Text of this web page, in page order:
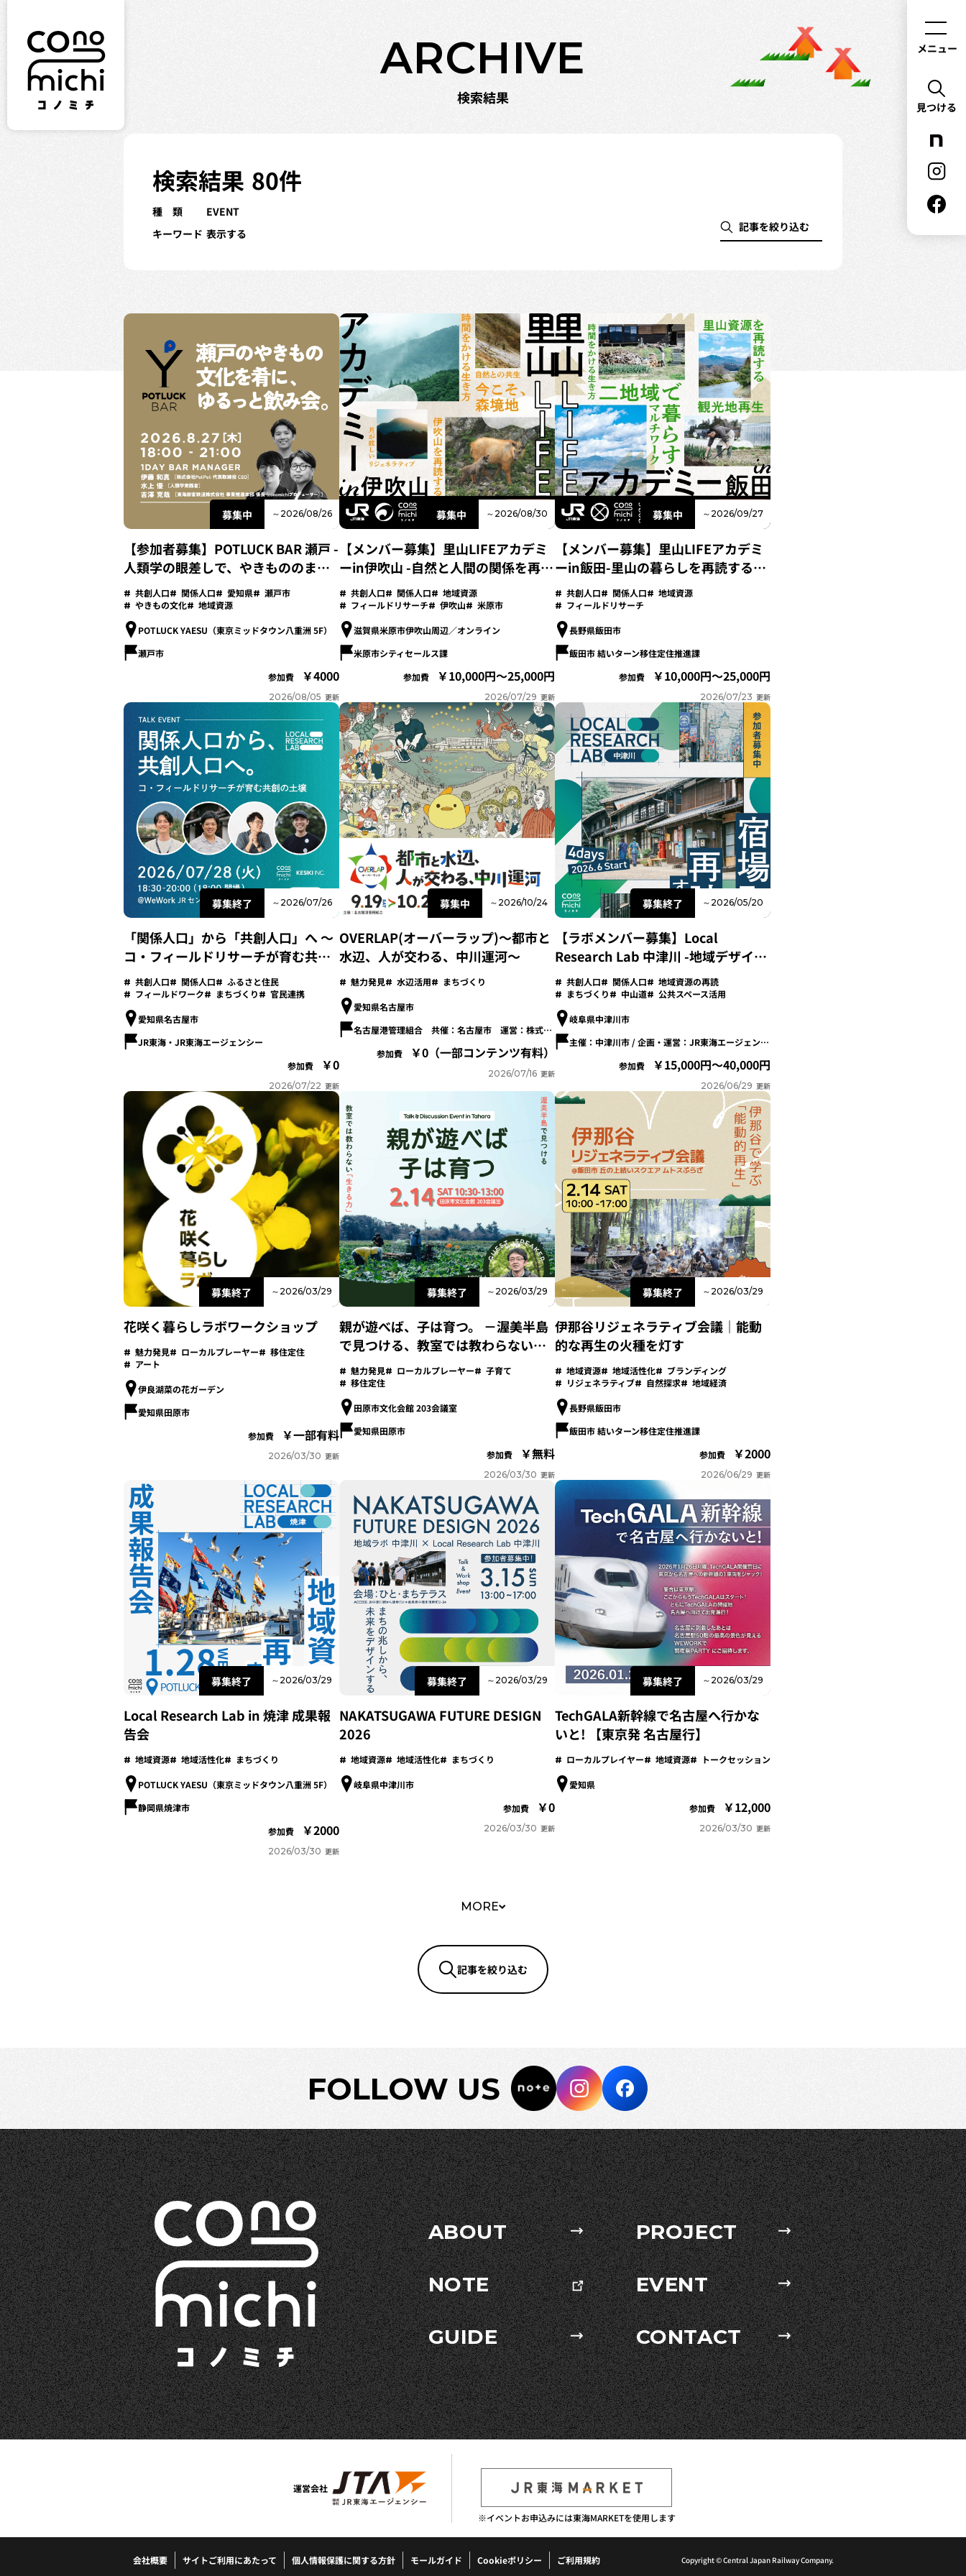
メニュー
見つける
ARCHIVE
検索結果
検索結果 80件
種 類
EVENT
キーワード 表示する 記事を絞り込む
募集中 ～2026/08/26
【参加者募集】POTLUCK BAR 瀬戸 -
人類学の眼差しで、やきもののまち
を味わう-
共創人口 関係人口 愛知県
瀬戸市
やきもの文化
地域資源
POTLUCK YAESU（東京ミッドタウン八重洲 5F）
瀬戸市
参加費
4000
2026/08/05 更新
募集中 ～2026/08/30
【メンバー募集】里山LIFEアカデミ
ーin伊吹山 -自然と人間の関係を再考
するフィールドリサーチプログラム-
共創人口 関係人口
地域資源
フィールドリサーチ
伊吹山 米原市
滋賀県米原市伊吹山周辺／オンライン
米原市シティセールス課
参加費
10,000円～25,000円
2026/07/29 更新
募集中 ～2026/09/27
【メンバー募集】里山LIFEアカデミ
ーin飯田-里山の暮らしを再読するフ
ィールドリサーチプログラム-
共創人口 関係人口
地域資源
フィールドリサーチ
長野県飯田市
飯田市 結いターン移住定住推進課
参加費
10,000円～25,000円
2026/07/23 更新
募集終了 ～2026/07/26
「関係人口」から「共創人口」へ 〜
コ・フィールドリサーチが育む共創
の土壌～
共創人口 関係人口
ふるさと住民
フィールドワーク
まちづくり 官民連携
愛知県名古屋市
JR東海・JR東海エージェンシー
参加費
0
2026/07/22 更新
募集中 ～2026/10/24
OVERLAP(オーバーラップ)～都市と
水辺、人が交わる、中川運河～
魅力発見 水辺活用 まちづくり
愛知県名古屋市
名古屋港管理組合 共催：名古屋市 運営：株式会社JR東海エージェンシー
参加費
0（一部コンテンツ有料）
2026/07/16 更新
募集終了 ～2026/05/20
【ラボメンバー募集】Local
Research Lab 中津川 -地域デザイン
プログラム-
共創人口 関係人口
地域資源の再読
まちづくり
中山道 公共スペース活用
岐阜県中津川市
主催：中津川市 / 企画・運営：JR東海エージェンシー / 協力：KESIKI
参加費
15,000円～40,000円
2026/06/29 更新
募集終了 ～2026/03/29
花咲く暮らしラボワークショップ
魅力発見 ローカルプレーヤー
移住定住
アート
伊良湖菜の花ガーデン
愛知県田原市
参加費
一部有料
2026/03/30 更新
募集終了 ～2026/03/29
親が遊べば、子は育つ。 －渥美半島
で見つける、教室では教わらない
「生きる力」－
魅力発見 ローカルプレーヤー
子育て
移住定住
田原市文化会館 203会議室
愛知県田原市
参加費
無料
2026/03/30 更新
募集終了 ～2026/03/29
伊那谷リジェネラティブ会議｜能動
的な再生の火種を灯す
地域資源 地域活性化
ブランディング
リジェネラティブ
自然探求 地域経済
長野県飯田市
飯田市 結いターン移住定住推進課
参加費
2000
2026/06/29 更新
募集終了 ～2026/03/29
Local Research Lab in 焼津 成果報
告会
地域資源 地域活性化 まちづくり
POTLUCK YAESU（東京ミッドタウン八重洲 5F）
静岡県焼津市
参加費
2000
2026/03/30 更新
募集終了 ～2026/03/29
NAKATSUGAWA FUTURE DESIGN
2026
地域資源 地域活性化 まちづくり
岐阜県中津川市
参加費
0
2026/03/30 更新
募集終了 ～2026/03/29
TechGALA新幹線で名古屋へ行かな
いと! 【東京発 名古屋行】
ローカルプレイヤー 地域資源 トークセッション
愛知県
参加費
12,000
2026/03/30 更新
MORE
記事を絞り込む
FOLLOW US
ABOUT PROJECT
NOTE EVENT
GUIDE CONTACT
運営会社
※イベントお申込みには東海MARKETを使用します
会社概要 サイトご利用にあたって 個人情報保護に関する方針 モールガイド Cookieポリシー ご利用規約 Copyright © Central Japan Railway Company.